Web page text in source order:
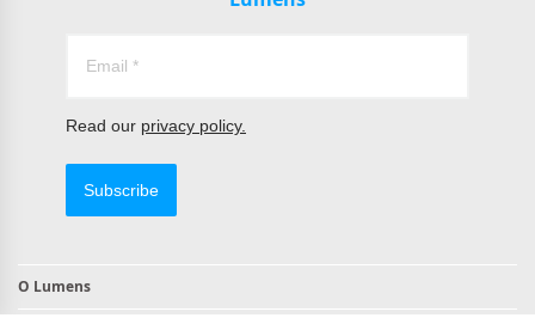
Read our privacy policy.
Subscribe
О Lumens